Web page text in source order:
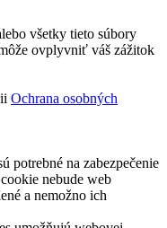
všetky tieto súbory
ovplyvniť váš zážitok
Ochrana osobných
potrebné na zabezpečenie
nebude web
a nemožno ich